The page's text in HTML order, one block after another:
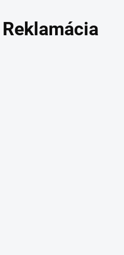
Reklamácia